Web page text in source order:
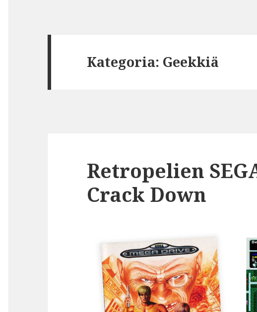
Kategoria: Geekkiä
Retropelien
Crack Down